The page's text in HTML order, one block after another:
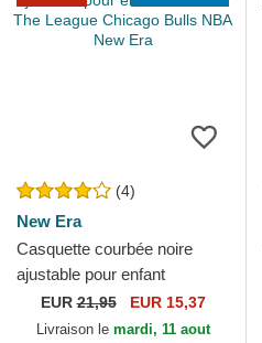
(4)
New Era
Casquette courbée noire
ajustable pour enfant
9FORTY The League
Chicago Bulls NBA New Era
EUR21,95 EUR 15,37
Livraison le mardi, 11 aout